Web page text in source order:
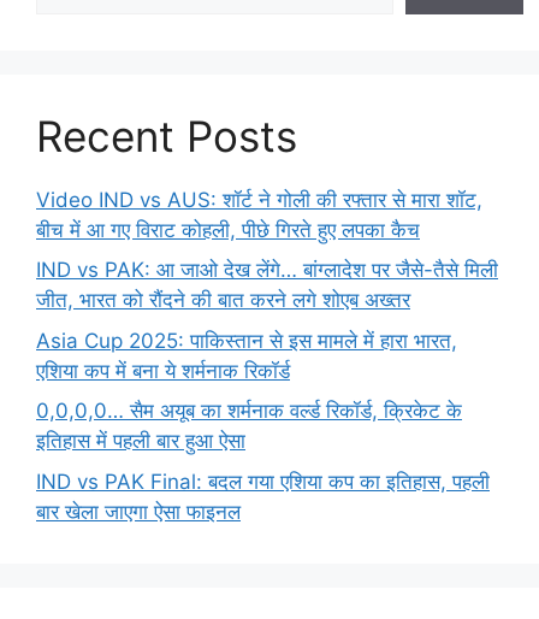
Recent Posts
Video IND vs AUS: शॉर्ट ने गोली की रफ्तार से मारा शॉट,
बीच में आ गए विराट कोहली, पीछे गिरते हुए लपका कैच
IND vs PAK: आ जाओ देख लेंगे… बांग्लादेश पर जैसे-तैसे मिली
जीत, भारत को रौंदने की बात करने लगे शोएब अख्तर
Asia Cup 2025: पाकिस्तान से इस मामले में हारा भारत,
एशिया कप में बना ये शर्मनाक रिकॉर्ड
0,0,0,0… सैम अयूब का शर्मनाक वर्ल्ड रिकॉर्ड, क्रिकेट के
इतिहास में पहली बार हुआ ऐसा
IND vs PAK Final: बदल गया एशिया कप का इतिहास, पहली
बार खेला जाएगा ऐसा फाइनल